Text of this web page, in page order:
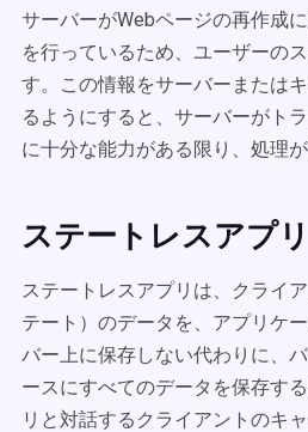
サーバーがWebページの再作成
を行っているため、ユーザーの
す。この情報をサーバーまたは
るようにすると、サーバーがト
に十分な能力がある限り、処理
ステートレスアプリ
ステートレスアプリは、クライ
テート）のデータを、アプリケ
バー上に保存しない代わりに、
ースにすべてのデータを保存す
リと対話するクライアントのキ